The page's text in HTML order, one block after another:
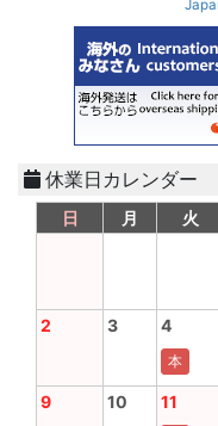
休業日カレンダー
日 月 火
2 3 4
本
9 10 11